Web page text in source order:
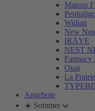
Maison
Widian
New
IRÄYE
NEST
Farmacy
Ouai
La Prairie
Angebote
☀️ Sommer